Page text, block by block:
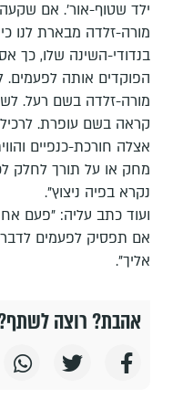
ילד שטוף-אור'. אם
מורה-זלדה מבארת לנו
בנדודי-השינה שלו, כך
הפוקדים אותה לפעמים.
מורה-זלדה בשם רעל.
קראה בשם עופרת.
אצלה חורכת-כנפיים
מחק או על תורך לחלק
נקרא בפיה ניצוץ".
ועוד כתב עליה: "פעם
אם תפסיק לפעמים לדבר,
אליך".
אהבת? רוצה